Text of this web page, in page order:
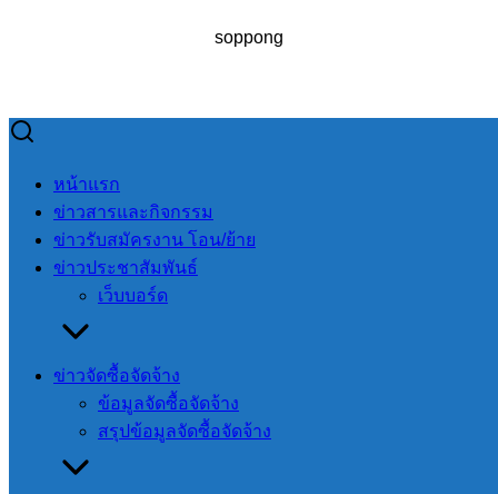
soppong
Skip
contentหน้าแรก
ข่าวสารและกิจกรรม
ข่าวรับสมัครงาน โอน/ย้าย
ข่าวประชาสัมพันธ์
เว็บบอร์ด
ข่าวจัดซื้อจัดจ้าง
ข้อมูลจัดซื้อจัดจ้าง
สรุปข้อมูลจัดซื้อจัดจ้าง
การประเมิน
คุณธรรมและ
ความโปร่งใสของ